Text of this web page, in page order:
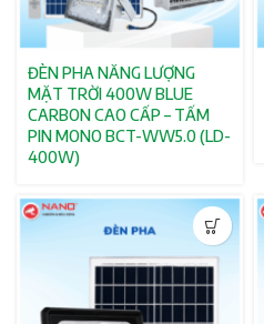
ĐÈN PHA NĂNG LƯỢNG
MẶT TRỜI 400W BLUE
CARBON CAO CẤP – TẤM
PIN MONO BCT-WW5.0 (LD-
400W)